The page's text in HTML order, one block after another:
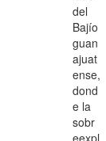
del
Bajío
guan
ajuat
ense,
dond
e la
sobr
eexpl